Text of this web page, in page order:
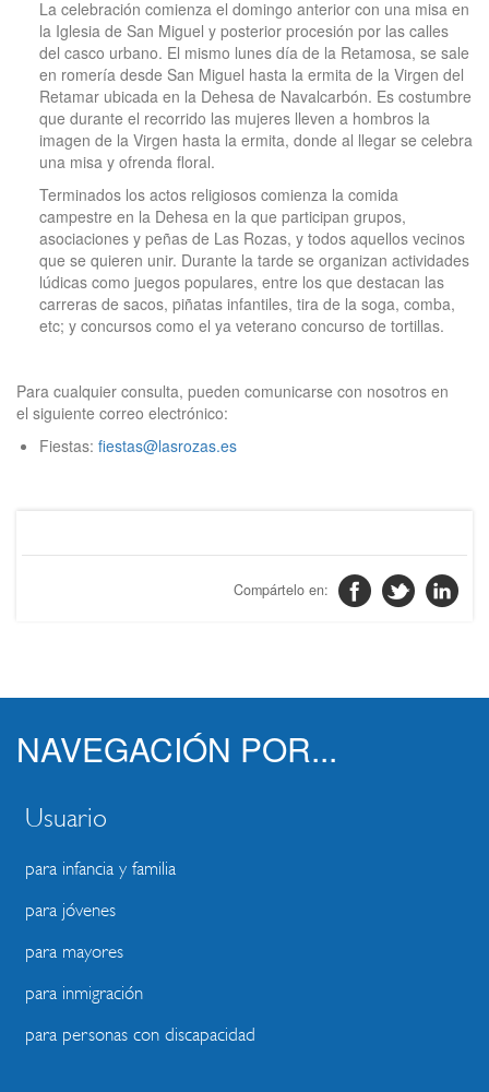
La celebración comienza el domingo anterior con una misa en
la Iglesia de San Miguel y posterior procesión por las calles
del casco urbano. El mismo lunes día de la Retamosa, se sale
en romería desde San Miguel hasta la ermita de la Virgen del
Retamar ubicada en la Dehesa de Navalcarbón. Es costumbre
que durante el recorrido las mujeres lleven a hombros la
imagen de la Virgen hasta la ermita, donde al llegar se celebra
una misa y ofrenda floral.
Terminados los actos religiosos comienza la comida
campestre en la Dehesa en la que participan grupos,
asociaciones y peñas de Las Rozas, y todos aquellos vecinos
que se quieren unir. Durante la tarde se organizan actividades
lúdicas como juegos populares, entre los que destacan las
carreras de sacos, piñatas infantiles, tira de la soga, comba,
etc; y concursos como el ya veterano concurso de tortillas.
Para cualquier consulta, pueden comunicarse con nosotros en
el siguiente correo electrónico:
Fiestas: fiestas@lasrozas.es
NAVEGACIÓN POR...
Usuario
para infancia y familia
para jóvenes
para mayores
para inmigración
para personas con discapacidad